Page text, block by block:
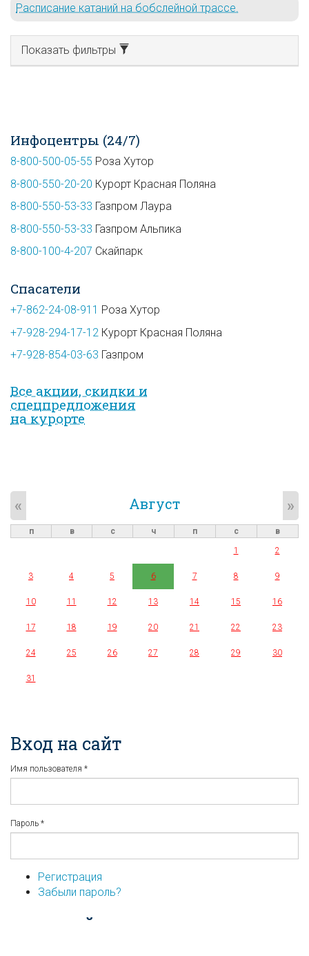
Расписание катаний на бобслейной трассе.
Показать фильтры
Инфоцентры (24/7)
8-800-500-05-55 Роза Хутор
8-800-550-20-20 Курорт Красная Поляна
8-800-550-53-33 Газпром Лаура
8-800-550-53-33 Газпром Альпика
8-800-100-4-207 Скайпарк
Спасатели
+7-862-24-08-911 Роза Хутор
+7-928-294-17-12 Курорт Красная Поляна
+7-928-854-03-63 Газпром
Все акции, скидки и
спец­предложе­ния
на курорте
Август
« »
п в с ч п с
в
1
2
3 4 5 6 7 8 9
10 11 12 13 14 15 16
17 18 19 20 21 22 23
24 25 26 27 28 29 30
31
Вход на сайт
Имя пользователя *
Пароль *
Регистрация
Забыли пароль?
...или войдите используя